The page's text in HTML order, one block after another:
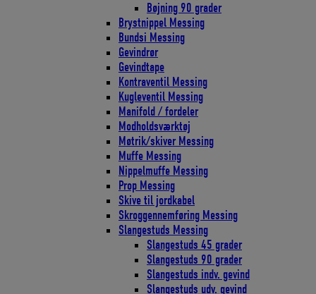
Bøjning 90 grader
Brystnippel Messing
Bundsi Messing
Gevindrør
Gevindtape
Kontraventil Messing
Kugleventil Messing
Manifold / fordeler
Modholdsværktøj
Møtrik/skiver Messing
Muffe Messing
Nippelmuffe Messing
Prop Messing
Skive til jordkabel
Skroggennemføring Messing
Slangestuds Messing
Slangestuds 45 grader
Slangestuds 90 grader
Slangestuds indv. gevind
Slangestuds udv. gevind